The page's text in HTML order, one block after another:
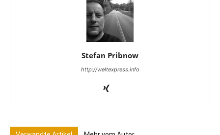
Stefan Pribnow
http://weltexpress.info